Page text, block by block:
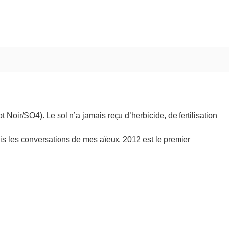
SO4). Le sol n’a jamais reçu d’herbicide, de fertilisation
les conversations de mes aïeux. 2012 est le premier